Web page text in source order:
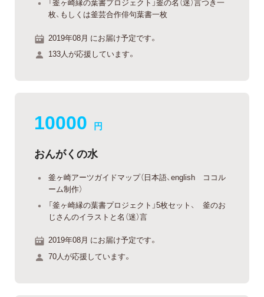
枚、もしくは釜芸合作俳句葉書一枚
2019年08月 にお届け予定です。
133人が応援しています。
10000 円
おんがくの水
釜ヶ崎アーツガイドマップ（日本語、english ココル
ーム制作）
「釜ヶ崎縁の葉書プロジェクト」5枚セット、 釜のお
じさんのイラストと名（迷）言
2019年08月 にお届け予定です。
70人が応援しています。